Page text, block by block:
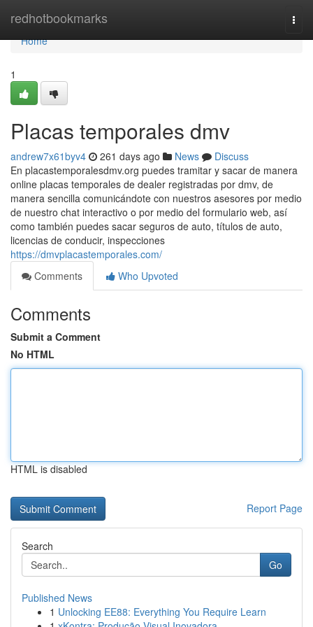
redhotbookmarks
Home
Home
1
Placas temporales dmv
andrew7x61byv4 261 days ago News
Discuss
En placastemporalesdmv.org puedes tramitar y sacar de manera
online placas temporales de dealer registradas por dmv, de
manera sencilla comunicándote con nuestros asesores por medio
de nuestro chat interactivo o por medio del formulario web, así
como también puedes sacar seguros de auto, títulos de auto,
licencias de conducir, inspecciones
https://dmvplacastemporales.com/
Comments
Who Upvoted
Comments
Submit a Comment
No HTML
HTML is disabled
Report Page
Search
Go
Published News
1 Unlocking EE88: Everything You Require Learn